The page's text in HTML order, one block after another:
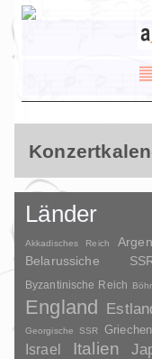
Länder
Akkadisches Reich
Belarussiche
Byzantinische Reich
England
Georgische SSR
Israel
Italien